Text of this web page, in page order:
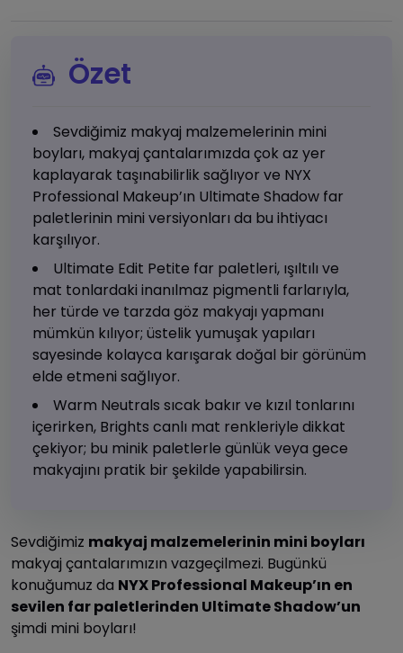
Özet
Sevdiğimiz makyaj malzemelerinin mini
boyları, makyaj çantalarımızda çok az yer
kaplayarak taşınabilirlik sağlıyor ve NYX
Professional Makeup’ın Ultimate Shadow far
paletlerinin mini versiyonları da bu ihtiyacı
karşılıyor.
Ultimate Edit Petite far paletleri, ışıltılı ve
mat tonlardaki inanılmaz pigmentli farlarıyla,
her türde ve tarzda göz makyajı yapmanı
mümkün kılıyor; üstelik yumuşak yapıları
sayesinde kolayca karışarak doğal bir görünüm
elde etmeni sağlıyor.
Warm Neutrals sıcak bakır ve kızıl tonlarını
içerirken, Brights canlı mat renkleriyle dikkat
çekiyor; bu minik paletlerle günlük veya gece
makyajını pratik bir şekilde yapabilirsin.
Sevdiğimiz makyaj malzemelerinin mini boyları
makyaj çantalarımızın vazgeçilmezi. Bugünkü
konuğumuz da NYX Professional Makeup’ın en
sevilen far paletlerinden Ultimate Shadow’un
şimdi mini boyları!